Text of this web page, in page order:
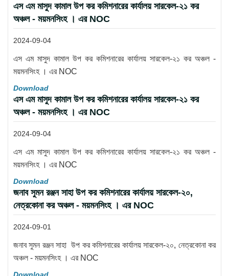
এস এম মাসুদ কামাল উপ কর কমিশনারের কার্যালয় সারকেল-২১ কর
অঞ্চল - ময়মনসিংহ । এর NOC
2024-09-04
এস এম মাসুদ কামাল উপ কর কমিশনারের কার্যালয় সারকেল-২১ কর অঞ্চল -
ময়মনসিংহ । এর NOC
Download
এস এম মাসুদ কামাল উপ কর কমিশনারের কার্যালয় সারকেল-২১ কর
অঞ্চল - ময়মনসিংহ । এর NOC
2024-09-04
এস এম মাসুদ কামাল উপ কর কমিশনারের কার্যালয় সারকেল-২১ কর অঞ্চল -
ময়মনসিংহ । এর NOC
Download
জনাব সুমন রঞ্জন সাহা উপ কর কমিশনারের কার্যালয় সারকেল-২০,
নেত্রকোনা কর অঞ্চল - ময়মনসিংহ । এর NOC
2024-09-01
জনাব সুমন রঞ্জন সাহা উপ কর কমিশনারের কার্যালয় সারকেল-২০, নেত্রকোনা কর
অঞ্চল - ময়মনসিংহ । এর NOC
Download